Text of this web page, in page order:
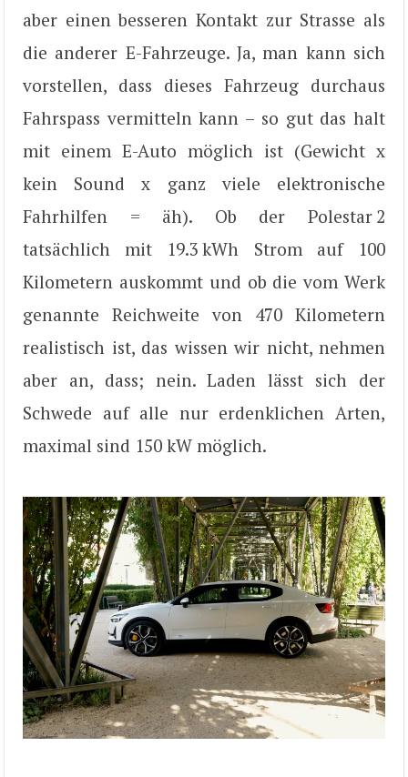
aber einen besseren Kontakt zur Strasse als
die anderer E-Fahrzeuge. Ja, man kann sich
vorstellen, dass dieses Fahrzeug durchaus
Fahrspass vermitteln kann – so gut das halt
mit einem E-Auto möglich ist (Gewicht x
kein Sound x ganz viele elektronische
Fahrhilfen = äh). Ob der Pole­star 2
tatsächlich mit 19.3 kWh Strom auf 100
Kilometern auskommt und ob die vom Werk
genannte Reichweite von 470 Kilometern
realistisch ist, das wissen wir nicht, nehmen
aber an, dass; nein. Laden lässt sich der
Schwede auf alle nur erdenklichen Arten,
maximal sind 150 kW möglich.